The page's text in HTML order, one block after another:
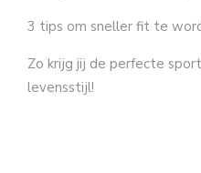
3 tips om sneller fit te
Zo krijg jij de perfecte
levensstijl!